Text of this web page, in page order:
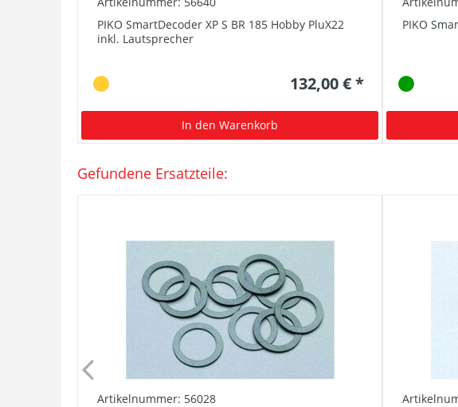
PIKO SmartDecoder XP S BR 185 Hobby PluX22
inkl. Lautsprecher
132,00 € *
In den Warenkorb
PIKO
Gefundene Ersatzteile:
Artikelnummer: 56028